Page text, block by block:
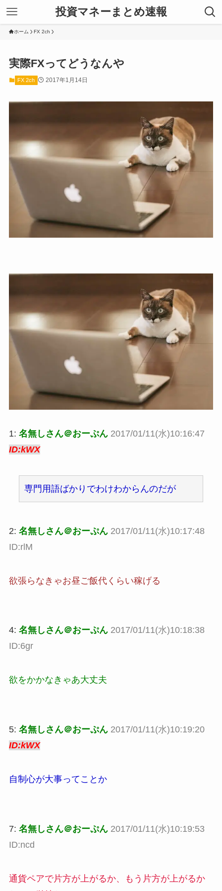
投資マネーまとめ速報
ホーム FX 2ch
実際FXってどうなんや
FX 2ch 2017年1月14日
1: 名無しさん＠おーぷん 2017/01/11(水)10:16:47
ID:kWX
専門用語ばかりでわけわからんのだが
2: 名無しさん＠おーぷん 2017/01/11(水)10:17:48
ID:rlM
欲張らなきゃお昼ご飯代くらい稼げる
4: 名無しさん＠おーぷん 2017/01/11(水)10:18:38
ID:6gr
欲をかかなきゃあ大丈夫
5: 名無しさん＠おーぷん 2017/01/11(水)10:19:20
ID:kWX
自制心が大事ってことか
7: 名無しさん＠おーぷん 2017/01/11(水)10:19:53
ID:ncd
通貨ペアで片方が上がるか、もう片方が上がるか